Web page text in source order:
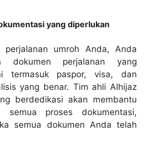
yang diperlukan
perjalanan umroh Anda, Anda
dokumen perjalanan yang
termasuk paspor, visa, dan
yang benar. Tim ahli Alhijaz
berdedikasi akan membantu
semua proses dokumentasi,
semua dokumen Anda telah